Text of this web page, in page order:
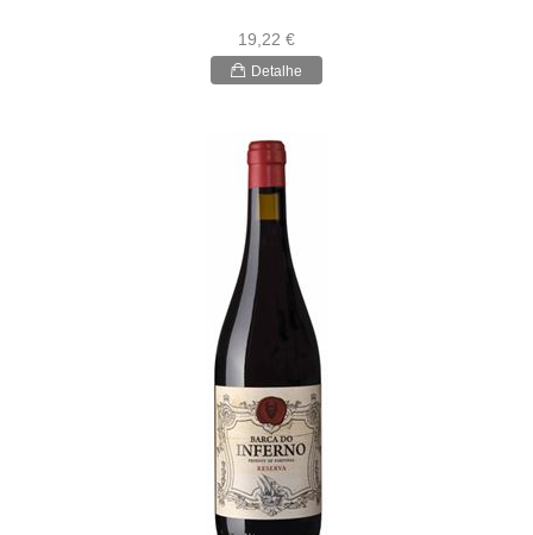
19,22 €
Detalhe